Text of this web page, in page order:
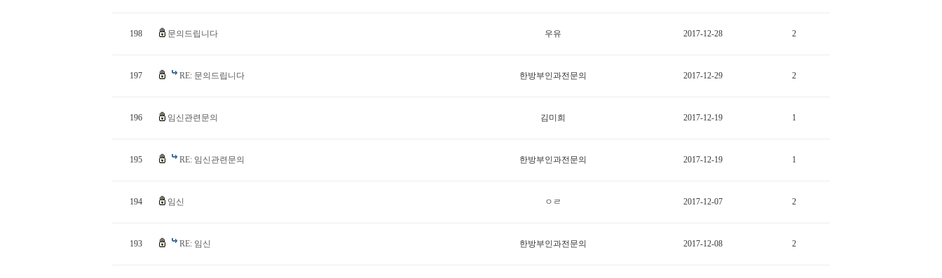
198 문의드립니다 우유 2017-12-28 2
197 RE: 문의드립니다 한방부인과전문의 2017-12-29 2
196 임신관련문의 김미희 2017-12-19 1
195 RE: 임신관련문의 한방부인과전문의 2017-12-19 1
194 임신 ㅇㄹ 2017-12-07 2
193 RE: 임신 한방부인과전문의 2017-12-08 2